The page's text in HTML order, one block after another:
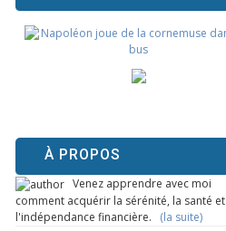
À PROPOS
Venez apprendre avec moi
comment acquérir la sérénité, la santé et
l'indépendance financière. (la suite)